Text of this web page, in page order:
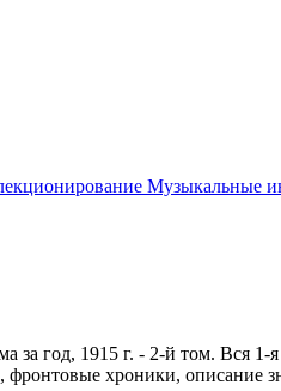
Музыкальные
за год, 1915 г. - 2-й том. Вся
хроники, описание